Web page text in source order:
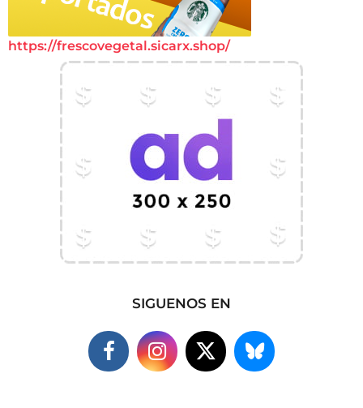
https://frescovegetal.sicarx.shop/
SIGUENOS EN